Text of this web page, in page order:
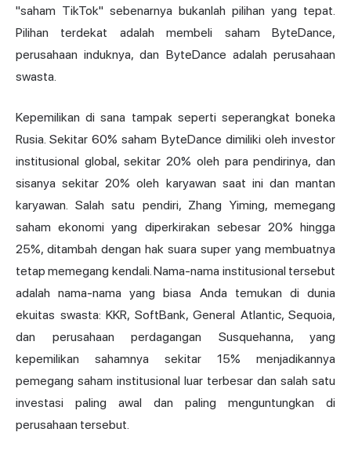
"saham TikTok" sebenarnya bukanlah pilihan yang tepat.
Pilihan terdekat adalah membeli saham ByteDance,
perusahaan induknya, dan ByteDance adalah perusahaan
swasta.
Kepemilikan di sana tampak seperti seperangkat boneka
Rusia. Sekitar 60% saham ByteDance dimiliki oleh investor
institusional global, sekitar 20% oleh para pendirinya, dan
sisanya sekitar 20% oleh karyawan saat ini dan mantan
karyawan. Salah satu pendiri, Zhang Yiming, memegang
saham ekonomi yang diperkirakan sebesar 20% hingga
25%, ditambah dengan hak suara super yang membuatnya
tetap memegang kendali. Nama-nama institusional tersebut
adalah nama-nama yang biasa Anda temukan di dunia
ekuitas swasta: KKR, SoftBank, General Atlantic, Sequoia,
dan perusahaan perdagangan Susquehanna, yang
kepemilikan sahamnya sekitar 15% menjadikannya
pemegang saham institusional luar terbesar dan salah satu
investasi paling awal dan paling menguntungkan di
perusahaan tersebut.